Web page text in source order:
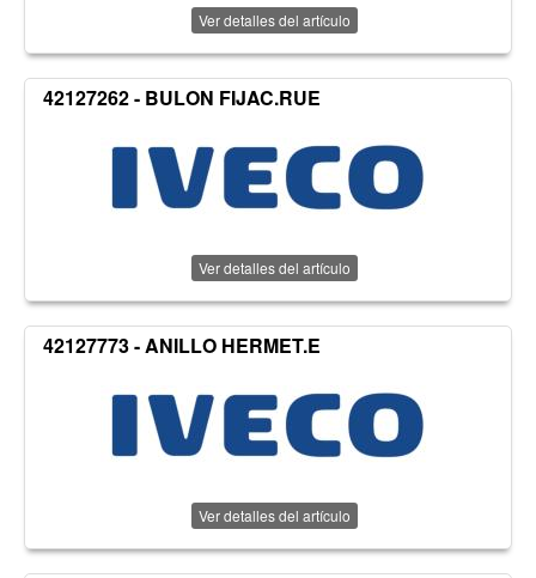
Ver detalles del artículo
42127262 - BULON FIJAC.RUE
Ver detalles del artículo
42127773 - ANILLO HERMET.E
Ver detalles del artículo